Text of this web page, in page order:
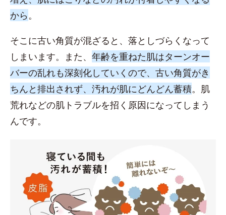
から 。
そこに古い角質が混ざると、落としづらくなって
しまいます。また、 年齢を重ねた肌はターンオー
バーの乱れも深刻化していくので、古い角質がき
ちんと排出されず、汚れが肌にどんどん蓄積。肌
荒れなどの肌トラブルを招く原因になってしまう
んです。